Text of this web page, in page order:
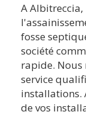
A Albitreccia,
fosse
société
rapide.
service
installations.
de vos